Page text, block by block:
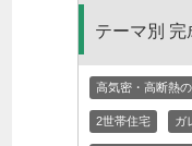
テーマ別 完
高気密・高断熱
2世帯住宅 ガ